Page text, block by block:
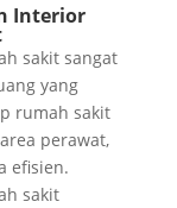
Interior
sakit sangat
yang
rumah sakit
perawat,
efisien.
sakit